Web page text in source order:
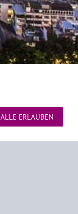
ALLE ERLAUBEN